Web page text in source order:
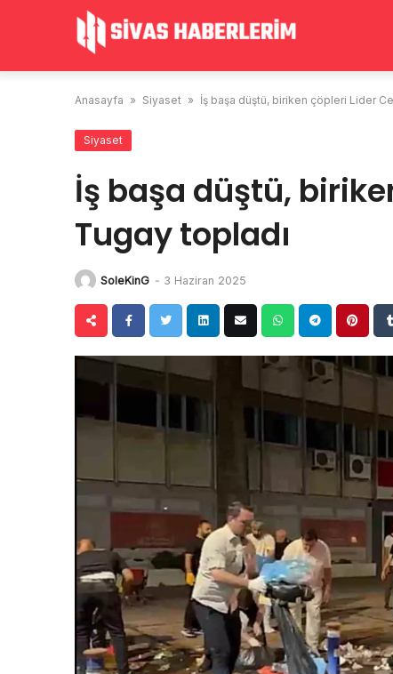
Anasayfa » Siyaset » İş başa düştü, biriken çöpleri Lider
Siyaset
İş başa düştü,
Tugay topladı
SoleKinG - 3 Haziran 2025